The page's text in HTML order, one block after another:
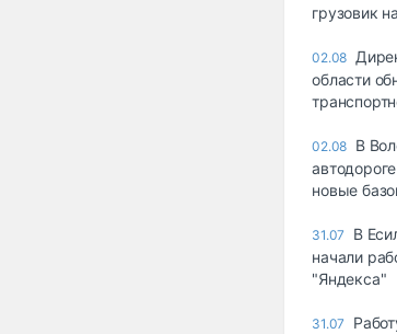
грузовик
02.08
области
02.08 В
новые
31.07
В
начали
"Яндекса"
31.07